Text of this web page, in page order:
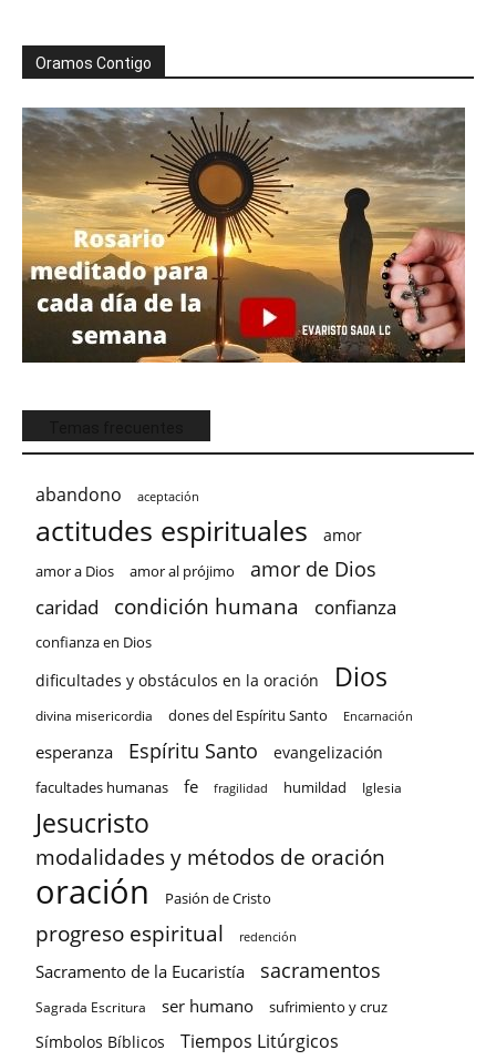
Oramos Contigo
abandono aceptación
actitudes espirituales amor
amor a Dios amor al prójimo amor de Dios
caridad condición humana confianza
confianza en Dios
dificultades y obstáculos en la oración Dios
divina misericordia dones del Espíritu Santo Encarnación
esperanza Espíritu Santo evangelización
facultades humanas fe fragilidad humildad Iglesia
Jesucristo
modalidades y métodos de oración
oración Pasión de Cristo
progreso espiritual redención
Sacramento de la Eucaristía sacramentos
Sagrada Escritura ser humano sufrimiento y cruz
Símbolos Bíblicos Tiempos Litúrgicos